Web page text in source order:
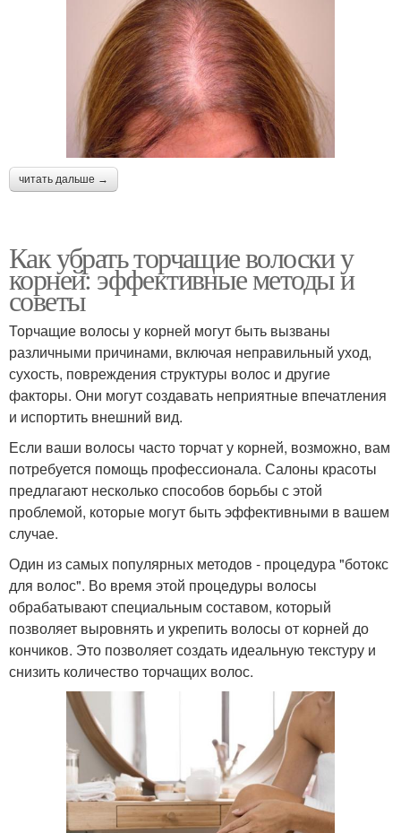
читать дальше →
Как убрать торчащие волоски у
корней: эффективные методы и
советы
Торчащие волосы у корней могут быть вызваны
различными причинами, включая неправильный уход,
сухость, повреждения структуры волос и другие
факторы. Они могут создавать неприятные впечатления
и испортить внешний вид.
Если ваши волосы часто торчат у корней, возможно, вам
потребуется помощь профессионала. Салоны красоты
предлагают несколько способов борьбы с этой
проблемой, которые могут быть эффективными в вашем
случае.
Один из самых популярных методов - процедура "ботокс
для волос". Во время этой процедуры волосы
обрабатывают специальным составом, который
позволяет выровнять и укрепить волосы от корней до
кончиков. Это позволяет создать идеальную текстуру и
снизить количество торчащих волос.